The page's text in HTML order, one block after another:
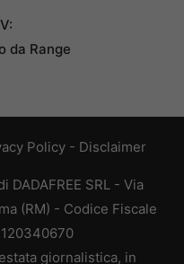
da Range
Policy - Disclaimer
SRL - Via
(RM) - Codice Fiscale
giornalistica, in